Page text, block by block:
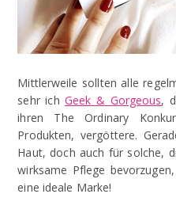
Mittlerweile sollten alle
sehr ichGeek & Gorgeous,
ihren The Ordinary
Produkten, vergöttere.
Haut, doch auch für solche,
wirksame Pflege
eine ideale Marke!